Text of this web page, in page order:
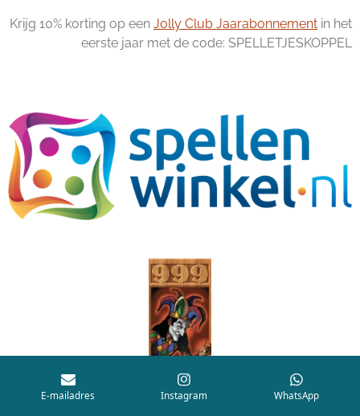
Krijg 10% korting op een Jolly Club Jaarabonnement in het
eerste jaar met de code: SPELLETJESKOPPEL
E-mailadres Instagram WhatsApp